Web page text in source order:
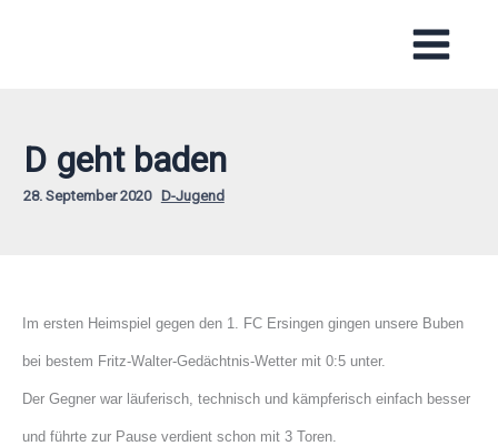
D geht baden
28. September 2020 D-Jugend
Im ersten Heimspiel gegen den 1. FC Ersingen gingen unsere Buben
bei bestem Fritz-Walter-Gedächtnis-Wetter mit 0:5 unter.
Der Gegner war läuferisch, technisch und kämpferisch einfach besser
und führte zur Pause verdient schon mit 3 Toren.